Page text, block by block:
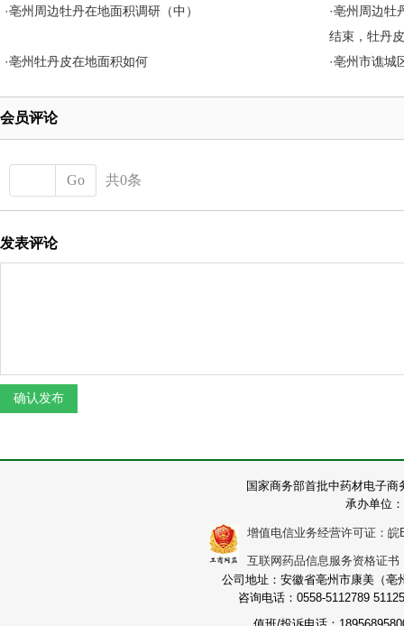
·亳州周边牡丹在地面积调研（中） ·亳州周边牡
结束，牡丹
·亳州牡丹皮在地面积如何 ·亳州市谯城
会员评论
Go 共0条
发表评论
国家商务部首批中药材电子
承办单位
增值电信业务经营许可证：皖
互联网药品信息服务资格证
公司地址：安徽省亳州市康美（
咨询电话：0558-5112789